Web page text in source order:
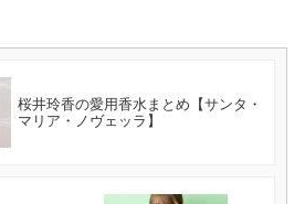
桜井玲香の愛用香水まとめ【サンタ・
マリア・ノヴェッラ】